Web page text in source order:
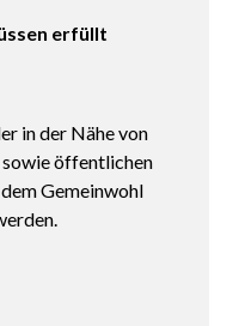
erfüllt
in der Nähe von
sowie öffentlichen
Gemeinwohl